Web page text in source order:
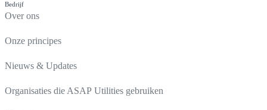
Bedrijf
Over ons
Onze principes
Nieuws & Updates
Organisaties die ASAP Utilities gebruiken